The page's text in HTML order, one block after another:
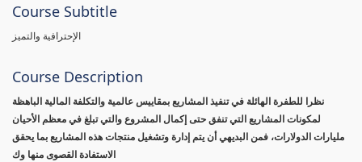
Course Subtitle
الإحترافية والتميز
Course Description
نظرا للطفرة الهائلة في تنفيذ المشاريع بمقاييس عالمية والتكلفة المالية الباهظة
لمكونات المشاريع التي تنفق حتى إكمال المشروع والتي تبلغ في معظم الأحيان
مليارات الدولارات، فمن البديهي أن يتم إدارة وتشغيل منتجات هذه المشاريع بما يحقق
الاستفادة القصوى منها وك